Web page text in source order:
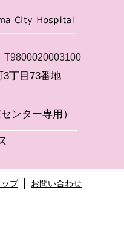
T9800020003100
丁目73番地
ンター専用）
プ お問い合わせ